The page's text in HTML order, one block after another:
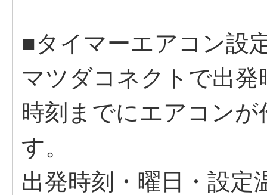
■タイマーエアコン設
マツダコネクトで出
時刻までにエアコン
す。
出発時刻・曜⽇・設定